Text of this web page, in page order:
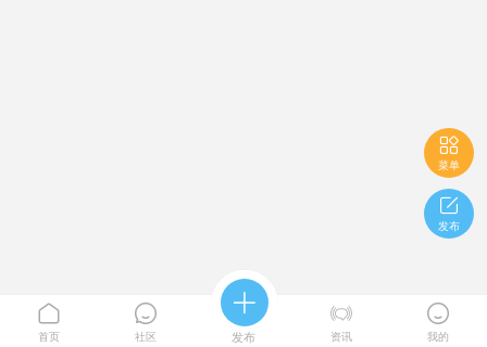

菜单

发布

首页

社区

发布

资讯

我的